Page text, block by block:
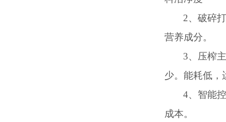
2、 破碎
营养成分。
3、 压榨
少。 能耗低，
4、 智能
成本。